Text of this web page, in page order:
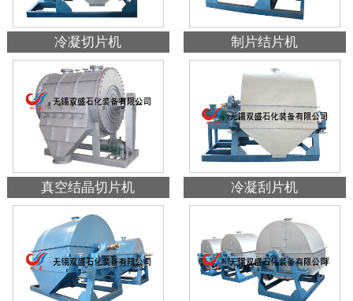
冷凝切片机 制片结片机
真空结晶切片机 冷凝刮片机